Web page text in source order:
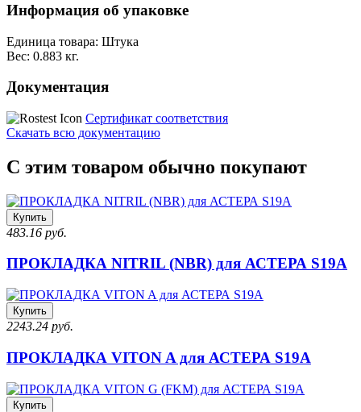
Информация об упаковке
Единица товара: Штука
Вес: 0.883 кг.
Документация
Сертификат соответствия
Скачать всю документацию
С этим товаром обычно покупают
Купить
483.16 руб.
ПРОКЛАДКА NITRIL (NBR) для АСТЕРА S19A
Купить
2243.24 руб.
ПРОКЛАДКА VITON A для АСТЕРА S19A
Купить